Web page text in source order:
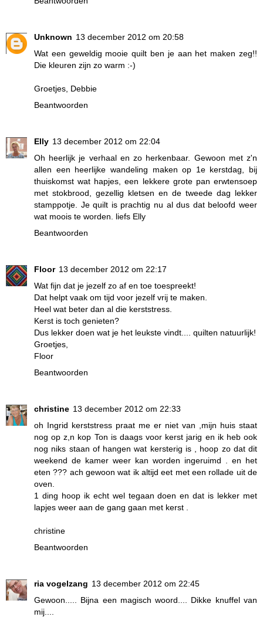
Unknown 13 december 2012 om 20:58
Wat een geweldig mooie quilt ben je aan het maken zeg!!
Die kleuren zijn zo warm :-)
Groetjes, Debbie
Beantwoorden
Elly 13 december 2012 om 22:04
Oh heerlijk je verhaal en zo herkenbaar. Gewoon met z'n
allen een heerlijke wandeling maken op 1e kerstdag, bij
thuiskomst wat hapjes, een lekkere grote pan erwtensoep
met stokbrood, gezellig kletsen en de tweede dag lekker
stamppotje. Je quilt is prachtig nu al dus dat beloofd weer
wat moois te worden. liefs Elly
Beantwoorden
Floor 13 december 2012 om 22:17
Wat fijn dat je jezelf zo af en toe toespreekt!
Dat helpt vaak om tijd voor jezelf vrij te maken.
Heel wat beter dan al die kerststress.
Kerst is toch genieten?
Dus lekker doen wat je het leukste vindt.... quilten natuurlijk!
Groetjes,
Floor
Beantwoorden
christine 13 december 2012 om 22:33
oh Ingrid kerststress praat me er niet van ,mijn huis staat
nog op z,n kop Ton is daags voor kerst jarig en ik heb ook
nog niks staan of hangen wat kersterig is , hoop zo dat dit
weekend de kamer weer kan worden ingeruimd . en het
eten ??? ach gewoon wat ik altijd eet met een rollade uit de
oven.
1 ding hoop ik echt wel tegaan doen en dat is lekker met
lapjes weer aan de gang gaan met kerst .
christine
Beantwoorden
ria vogelzang 13 december 2012 om 22:45
Gewoon..... Bijna een magisch woord.... Dikke knuffel van
mij....